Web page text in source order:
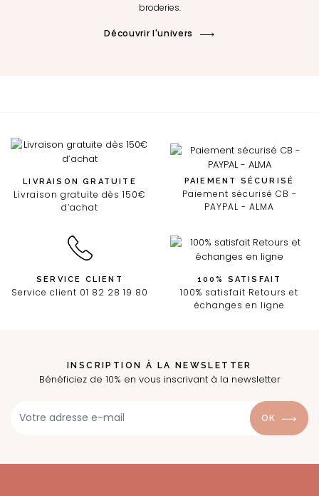
broderies.
Découvrir l'univers
LIVRAISON GRATUITE
Livraison gratuite dès 150€
d’achat
PAIEMENT SÉCURISÉ
Paiement sécurisé CB -
PAYPAL - ALMA
SERVICE CLIENT
Service client 01 82 28 19 80
100% SATISFAIT
100% satisfait Retours et
échanges en ligne
INSCRIPTION À LA NEWSLETTER
Bénéficiez de 10% en vous inscrivant à la newsletter
OK